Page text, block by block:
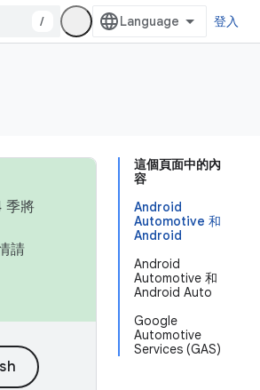
/ 登入
這個頁面中的內
容
Android
Automotive 和
Android
Android
Automotive 和
Android Auto
Google
Automotive
Services (GAS)
季將
請